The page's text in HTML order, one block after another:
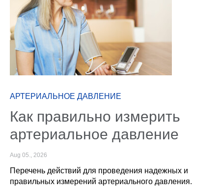
АРТЕРИАЛЬНОЕ ДАВЛЕНИЕ
Как правильно измерить
артериальное давление
Aug 05., 2026
Перечень действий для проведения надежных и
правильных измерений артериального давления.